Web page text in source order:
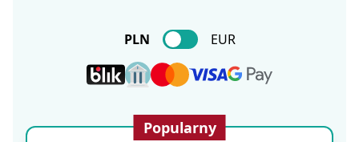
PLN EUR
Popularny